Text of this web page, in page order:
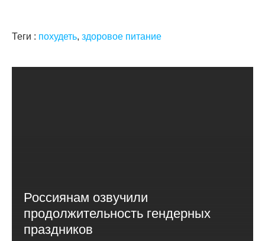
Теги : похудеть, здоровое питание
Россиянам озвучили
продолжительность гендерных
праздников